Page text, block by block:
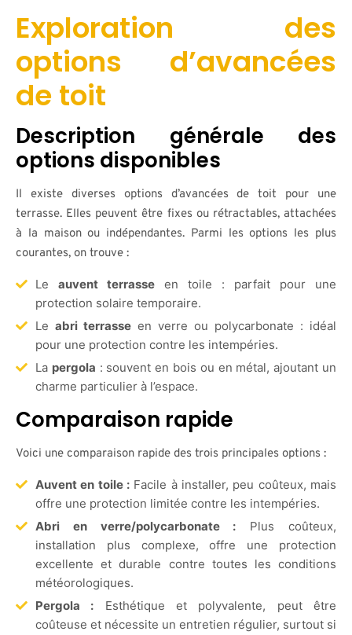
Exploration des
options d’avancées
de toit
Description générale des
options disponibles
Il existe diverses options d’avancées de toit pour une
terrasse. Elles peuvent être fixes ou rétractables, attachées
à la maison ou indépendantes. Parmi les options les plus
courantes, on trouve :
Le auvent terrasse en toile : parfait pour une
protection solaire temporaire.
Le abri terrasse en verre ou polycarbonate : idéal
pour une protection contre les intempéries.
La pergola : souvent en bois ou en métal, ajoutant un
charme particulier à l’espace.
Comparaison rapide
Voici une comparaison rapide des trois principales options :
Auvent en toile : Facile à installer, peu coûteux, mais
offre une protection limitée contre les intempéries.
Abri en verre/polycarbonate : Plus coûteux,
installation plus complexe, offre une protection
excellente et durable contre toutes les conditions
météorologiques.
Pergola : Esthétique et polyvalente, peut être
coûteuse et nécessite un entretien régulier, surtout si